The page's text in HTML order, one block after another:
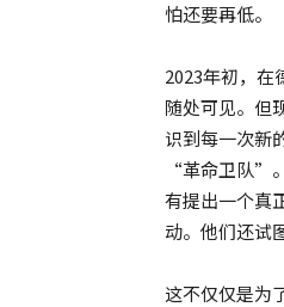
怕还要再低。
2023年初，在
随处可见。但
识到每一次新
“革命卫队”
有提出一个真
动。他们还试
这不仅仅是为